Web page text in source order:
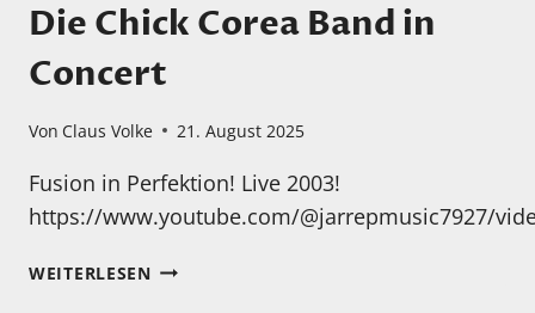
Die Chick Corea Band in
Concert
Von Claus Volke 21. August 2025
Fusion in Perfektion! Live 2003!
https://www.youtube.com/@jarrepmusic7927/
WEITERLESENDIE